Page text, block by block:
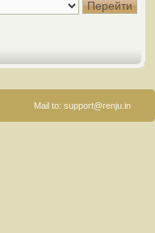
Mail to: support@renju.in